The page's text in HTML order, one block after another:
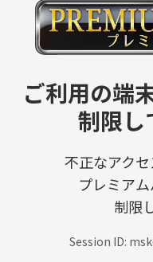
ご利用の端
制限し
不正なアクセ
プレミア
制限
Session ID: